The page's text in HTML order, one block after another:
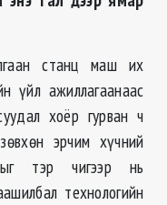
станц маш их
үйл ажиллагаанаас
хоёр гурван ч
эрчим хүчний
тэр чигээр нь
технологийн